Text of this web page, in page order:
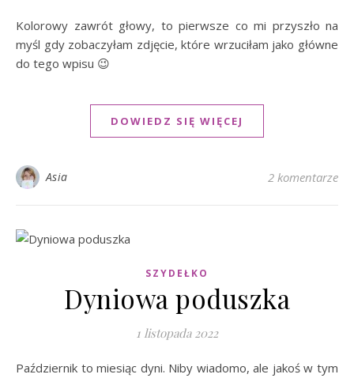
Kolorowy zawrót głowy, to pierwsze co mi przyszło na
myśl gdy zobaczyłam zdjęcie, które wrzuciłam jako główne
do tego wpisu 😉
DOWIEDZ SIĘ WIĘCEJ
Asia 2 komentarze
SZYDEŁKO
Dyniowa poduszka
1 listopada 2022
Październik to miesiąc dyni. Niby wiadomo, ale jakoś w tym